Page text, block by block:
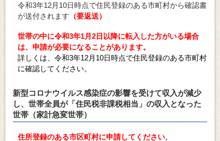
令和3年12月10日時点で住民登録のある市町村から確認書
が送付されます （要返送）
世帯の中に令和3年1月2日以降に転入した方がいる場合
は、申請が必要になることがあります。
詳しくは、令和3年12月10日時点で住民登録のある市町村
に確認してください。
新型コロナウイルス感染症の影響を受けて収入が減少
し、世帯全員が「住民税非課税相当」の収入となった
世帯 （家計急変世帯）
住所登録のある市区町村に申請してください。